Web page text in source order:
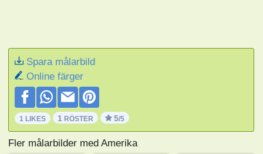
Spara målarbild
Online färger
1 LIKES 1 RÖSTER 5/5
Fler målarbilder med Amerika